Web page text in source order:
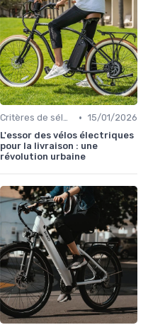
Critères de sélection (autonomie, puissance, poids) • 15/01/2026
L'essor des vélos électriques
pour la livraison : une
révolution urbaine